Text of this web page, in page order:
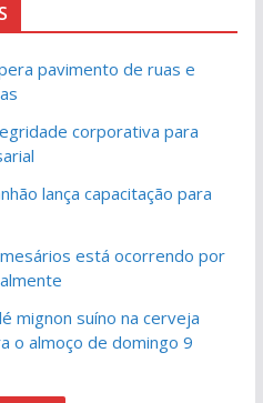
pavimento de ruas e
corporativa para
lança capacitação para
está ocorrendo por
mignon suíno na cerveja
o almoço de domingo 9